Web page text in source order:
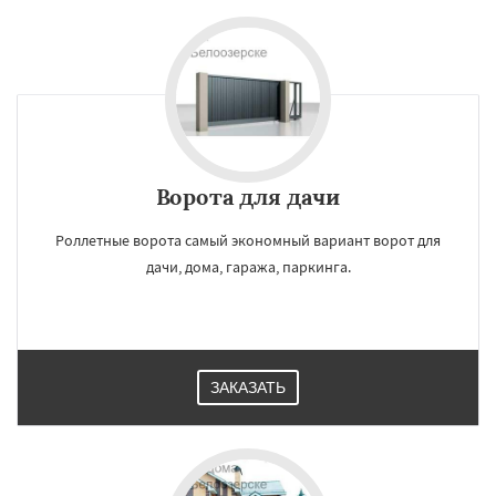
Бронницы Верея Видное Волоколамск
Дмитров
Ворота для дачи
Роллетные ворота самый экономный вариант ворот для
дачи, дома, гаража, паркинга.
ЗАКАЗАТЬ